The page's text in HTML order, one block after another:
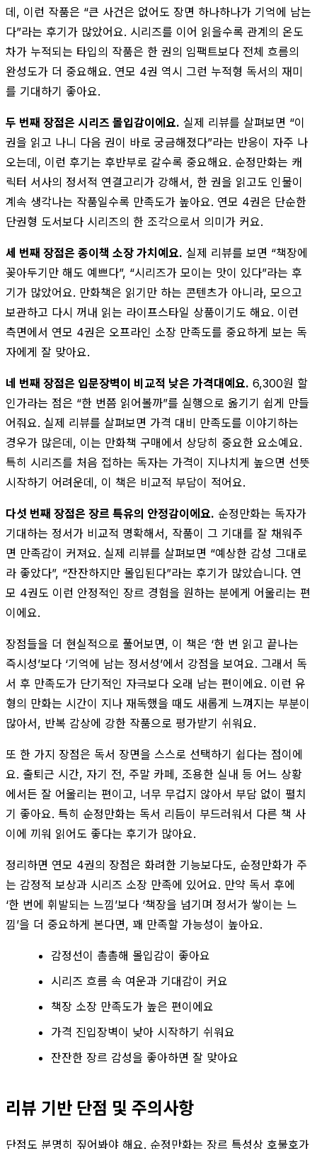
데, 이런 작품은 “큰 사건은 없어도 장면 하나하나가 기억에 남는
다”라는 후기가 많았어요. 시리즈를 이어 읽을수록 관계의 온도
차가 누적되는 타입의 작품은 한 권의 임팩트보다 전체 흐름의
완성도가 더 중요해요. 연모 4권 역시 그런 누적형 독서의 재미
를 기대하기 좋아요.
두 번째 장점은 시리즈 몰입감이에요. 실제 리뷰를 살펴보면 “이
권을 읽고 나니 다음 권이 바로 궁금해졌다”라는 반응이 자주 나
오는데, 이런 후기는 후반부로 갈수록 중요해요. 순정만화는 캐
릭터 서사의 정서적 연결고리가 강해서, 한 권을 읽고도 인물이
계속 생각나는 작품일수록 만족도가 높아요. 연모 4권은 단순한
단권형 도서보다 시리즈의 한 조각으로서 의미가 커요.
세 번째 장점은 종이책 소장 가치예요. 실제 리뷰를 보면 “책장에
꽂아두기만 해도 예쁘다”, “시리즈가 모이는 맛이 있다”라는 후
기가 많았어요. 만화책은 읽기만 하는 콘텐츠가 아니라, 모으고
보관하고 다시 꺼내 읽는 라이프스타일 상품이기도 해요. 이런
측면에서 연모 4권은 오프라인 소장 만족도를 중요하게 보는 독
자에게 잘 맞아요.
네 번째 장점은 입문장벽이 비교적 낮은 가격대예요. 6,300원 할
인가라는 점은 “한 번쯤 읽어볼까”를 실행으로 옮기기 쉽게 만들
어줘요. 실제 리뷰를 살펴보면 가격 대비 만족도를 이야기하는
경우가 많은데, 이는 만화책 구매에서 상당히 중요한 요소예요.
특히 시리즈를 처음 접하는 독자는 가격이 지나치게 높으면 선뜻
시작하기 어려운데, 이 책은 비교적 부담이 적어요.
다섯 번째 장점은 장르 특유의 안정감이에요. 순정만화는 독자가
기대하는 정서가 비교적 명확해서, 작품이 그 기대를 잘 채워주
면 만족감이 커져요. 실제 리뷰를 살펴보면 “예상한 감성 그대로
라 좋았다”, “잔잔하지만 몰입된다”라는 후기가 많았습니다. 연
모 4권도 이런 안정적인 장르 경험을 원하는 분에게 어울리는 편
이에요.
장점들을 더 현실적으로 풀어보면, 이 책은 ‘한 번 읽고 끝나는
즉시성’보다 ‘기억에 남는 정서성’에서 강점을 보여요. 그래서 독
서 후 만족도가 단기적인 자극보다 오래 남는 편이에요. 이런 유
형의 만화는 시간이 지나 재독했을 때도 새롭게 느껴지는 부분이
많아서, 반복 감상에 강한 작품으로 평가받기 쉬워요.
또 한 가지 장점은 독서 장면을 스스로 선택하기 쉽다는 점이에
요. 출퇴근 시간, 자기 전, 주말 카페, 조용한 실내 등 어느 상황
에서든 잘 어울리는 편이고, 너무 무겁지 않아서 부담 없이 펼치
기 좋아요. 특히 순정만화는 독서 리듬이 부드러워서 다른 책 사
이에 끼워 읽어도 좋다는 후기가 많아요.
정리하면 연모 4권의 장점은 화려한 기능보다도, 순정만화가 주
는 감정적 보상과 시리즈 소장 만족에 있어요. 만약 독서 후에
‘한 번에 휘발되는 느낌’보다 ‘책장을 넘기며 정서가 쌓이는 느
낌’을 더 중요하게 본다면, 꽤 만족할 가능성이 높아요.
감정선이 촘촘해 몰입감이 좋아요
시리즈 흐름 속 여운과 기대감이 커요
책장 소장 만족도가 높은 편이에요
가격 진입장벽이 낮아 시작하기 쉬워요
잔잔한 장르 감성을 좋아하면 잘 맞아요
리뷰 기반 단점 및 주의사항
단점도 분명히 짚어봐야 해요. 순정만화는 장르 특성상 호불호가